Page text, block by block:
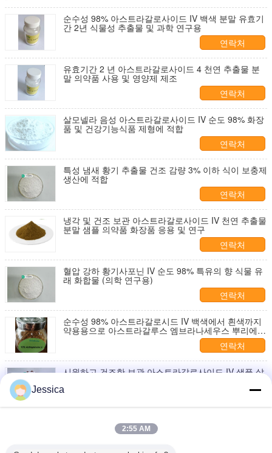
순수성 98% 아스트라갈로사이드 IV 백색 분말 유효기
간 2년 식물성 추출물 및 과학 연구용
연락처
유효기간 2 년 아스트라갈로사이드 4 천연 추출물 분
말 의약품 사용 및 영양제 제조
연락처
살모넬라 음성 아스트라갈로사이드 IV 순도 98% 화장
품 및 건강기능식품 제형에 적합
연락처
특성 냄새 황기 추출물 건조 감량 3% 이하 식이 보충제
생산에 적합
연락처
냉각 및 건조 보관 아스트라갈로사이드 IV 천연 추출물
분말 샘플 의약품 화장품 응용 및 연구
연락처
혈압 강하 황기사포닌 IV 순도 98% 특유의 향 식물 유
래 화합물 (의학 연구용)
연락처
순수성 98% 아스트라갈로시드 IV 백색에서 흰색까지
약용용으로 아스트라갈루스 엠브라나세우스 뿌리에서
연락처
시원하고 건조한 보관 아스트라갈로사이드 IV 샘플 살
빛이 들지 않는 건조한 곳에 보관하십시오. 연구 개발
및 건강 제품 제형용 아스트라갈로사이드 4 추출물 분
Jessica
2:55 AM